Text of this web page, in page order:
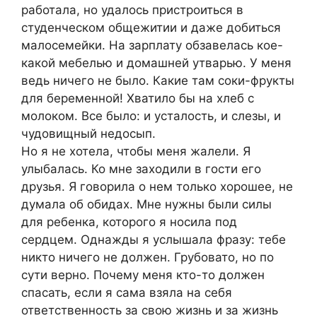
работала, но удалось пристроиться в
студенческом общежитии и даже добиться
малосемейки. На зарплату обзавелась кое-
какой мебелью и домашней утварью. У меня
ведь ничего не было. Какие там соки-фрукты
для беременной! Хватило бы на хлеб с
молоком. Все было: и усталость, и слезы, и
чудовищный недосып.
Но я не хотела, чтобы меня жалели. Я
улыбалась. Ко мне заходили в гости его
друзья. Я говорила о нем только хорошее, не
думала об обидах. Мне нужны были силы
для ребенка, которого я носила под
сердцем. Однажды я услышала фразу: тебе
никто ничего не должен. Грубовато, но по
сути верно. Почему меня кто-то должен
спасать, если я сама взяла на себя
ответственность за свою жизнь и за жизнь